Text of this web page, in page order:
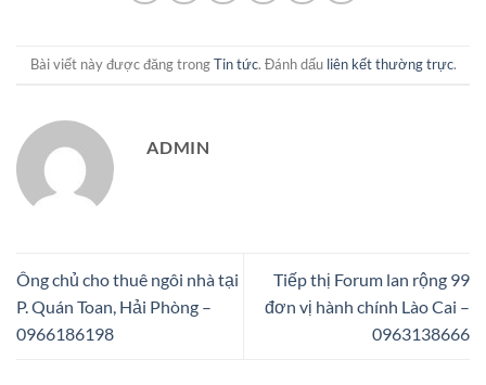
Bài viết này được đăng trongTin tức. Đánh dấu liên kết thường trực.
ADMIN
Ông chủ cho thuê ngôi nhà tại
P. Quán Toan, Hải Phòng –
0966186198
Tiếp thị Forum lan rộng 99
đơn vị hành chính Lào Cai –
0963138666